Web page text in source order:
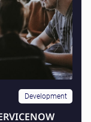
Development